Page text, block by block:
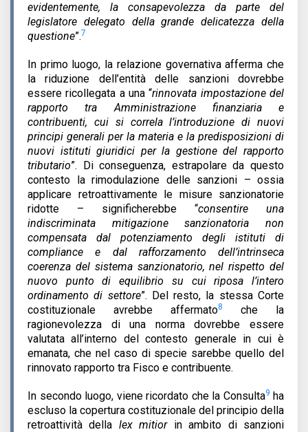
evidentemente, la consapevolezza da parte del
legislatore delegato della grande delicatezza della
questione”.7
In primo luogo, la relazione governativa afferma che
la riduzione dell’entità delle sanzioni dovrebbe
essere ricollegata a una “rinnovata impostazione del
rapporto tra Amministrazione finanziaria e
contribuenti, cui si correla l’introduzione di nuovi
principi generali per la materia e la predisposizioni di
nuovi istituti giuridici per la gestione del rapporto
tributario”. Di conseguenza, estrapolare da questo
contesto la rimodulazione delle sanzioni – ossia
applicare retroattivamente le misure sanzionatorie
ridotte – significherebbe “consentire una
indiscriminata mitigazione sanzionatoria non
compensata dal potenziamento degli istituti di
compliance e dal rafforzamento dell’intrinseca
coerenza del sistema sanzionatorio, nel rispetto del
nuovo punto di equilibrio su cui riposa l’intero
ordinamento di settore”. Del resto, la stessa Corte
costituzionale avrebbe affermato8
che la
ragionevolezza di una norma dovrebbe essere
valutata all’interno del contesto generale in cui è
emanata, che nel caso di specie sarebbe quello del
rinnovato rapporto tra Fisco e contribuente.
In secondo luogo, viene ricordato che la Consulta9 ha
escluso la copertura costituzionale del principio della
retroattività della lex mitiorin ambito di sanzioni